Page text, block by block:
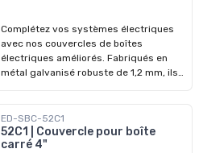
Complétez vos systèmes électriques
avec nos couvercles de boîtes
électriques améliorés. Fabriqués en
métal galvanisé robuste de 1,2 mm, ils
Diamètre : 4 po
ED-SBC-52C1
52C1 | Couvercle pour boîte
carré 4"